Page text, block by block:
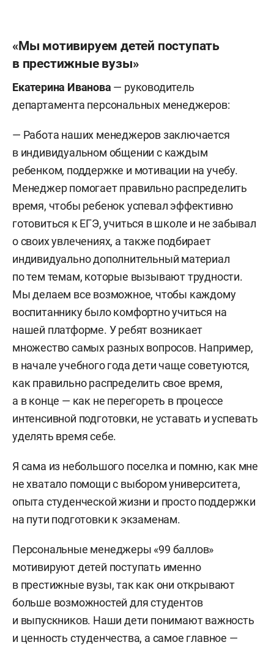
«Мы мотивируем детей поступать
в престижные вузы»
Екатерина Иванова — руководитель
департамента персональных менеджеров:
— Работа наших менеджеров заключается
в индивидуальном общении с каждым
ребенком, поддержке и мотивации на учебу.
Менеджер помогает правильно распределить
время, чтобы ребенок успевал эффективно
готовиться к ЕГЭ, учиться в школе и не забывал
о своих увлечениях, а также подбирает
индивидуально дополнительный материал
по тем темам, которые вызывают трудности.
Мы делаем все возможное, чтобы каждому
воспитаннику было комфортно учиться на
нашей платформе. У ребят возникает
множество самых разных вопросов. Например,
в начале учебного года дети чаще советуются,
как правильно распределить свое время,
а в конце — как не перегореть в процессе
интенсивной подготовки, не уставать и успевать
уделять время себе.
Я сама из небольшого поселка и помню, как мне
не хватало помощи с выбором университета,
опыта студенческой жизни и просто поддержки
на пути подготовки к экзаменам.
Персональные менеджеры «99 баллов»
мотивируют детей поступать именно
в престижные вузы, так как они открывают
больше возможностей для студентов
и выпускников. Наши дети понимают важность
и ценность студенчества, а самое главное —